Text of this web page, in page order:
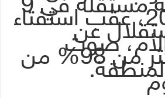
يوليو 2011، عقب استفتاء
عن
صوتلصالحه أكثر من 98% من